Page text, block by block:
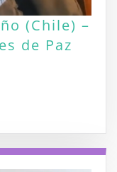
(Chile) –
de Paz